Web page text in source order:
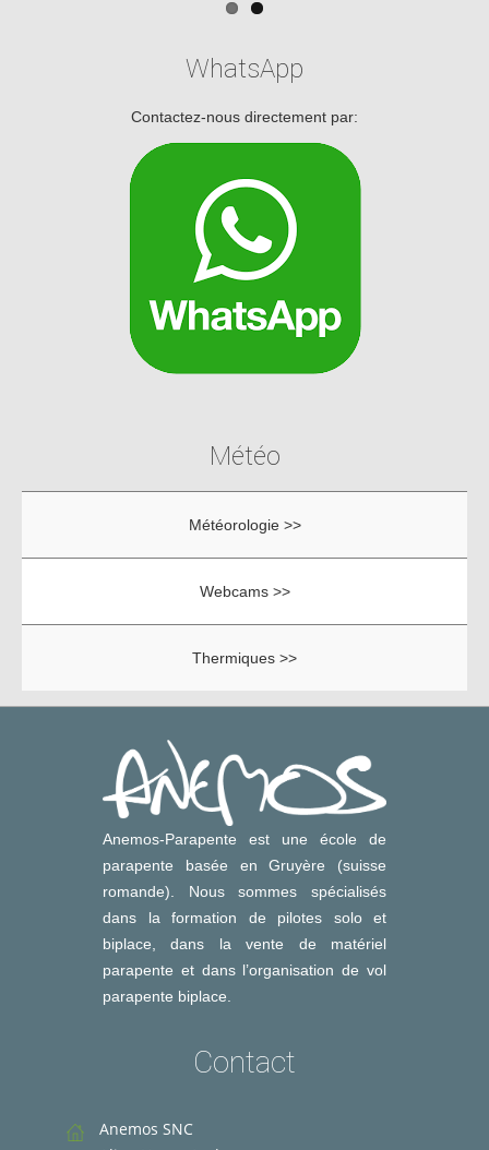
WhatsApp
Contactez-nous directement par:
Météo
Météorologie >>
Webcams >>
Thermiques >>
Anemos-Parapente est une école de
parapente basée en Gruyère (suisse
romande). Nous sommes spécialisés
dans la formation de pilotes solo et
biplace, dans la vente de matériel
parapente et dans l’organisation de vol
parapente biplace.
Contact
Anemos SNC